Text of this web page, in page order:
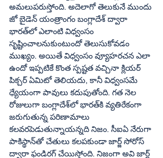
అమలుపరుస్తోంది. అదెలాగో తెలుకునే ముందు
జో బైడెన్‌ యంత్రాంగం బంగ్లాదేశ్‌ ద్వారా
భారత్‌లో ఎలాంటి విధ్వంసం
సృష్టించాలనుకుంటుందో తెలుసుకోవడం
ముఖ్యం. అయితే విధ్వంసం వ్యూహరచన ఎలా
ఉందో ఇప్పటికే కొంత స్పష్టత వచ్చినా క్లియర్‌
పిక్చర్‌ ఏమిటో తెలియదు, కానీ విధ్వంసమే
ధ్యేయంగా పావులు కదుపుతోంది. గత నెల
రోజులుగా బంగ్లాదేశ్‌లో భారత్‌కి వ్యతిరేకంగా
జరుగుతున్న పరిణామాలు
కలవరపెడుతున్నాయన్నది నిజం. సీఐఏ నేరుగా
పాకిస్థాన్‌తో చేతులు కలపకుండా జార్జ్‌ సోరోస్‌
ద్వారా ఫండిరగ్‌ చేయిస్తోంది. నిజంగా అవి జార్జ్‌